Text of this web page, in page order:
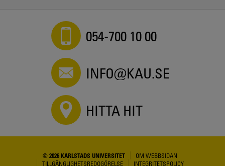
054-700 10 00
INFO@KAU.SE
HITTA HIT
© 2026 KARLSTADS UNIVERSITET
OM WEBBSIDAN
TILLGÄNGLIGHETSREDOGÖRELSE
INTEGRITETSPOLICY